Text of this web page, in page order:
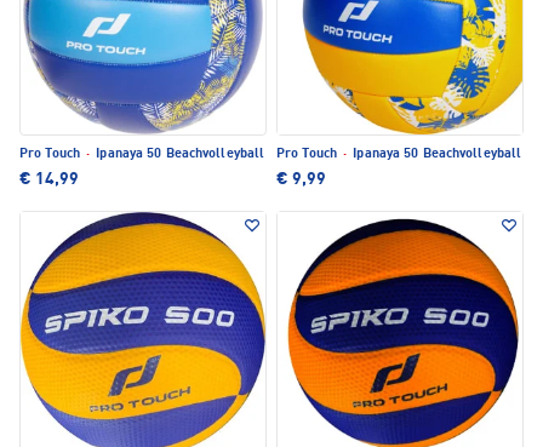
Pro Touch · Ipanaya 50 Beachvolleyball
€ 14,99
Pro Touch · Ipanaya 50 Beachvolleyball
€ 9,99